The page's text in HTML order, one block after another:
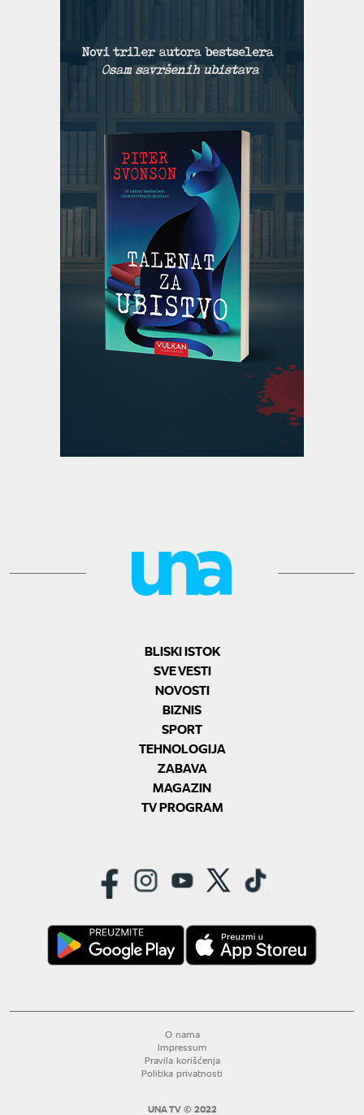
BLISKI ISTOK
SVE VESTI
NOVOSTI
BIZNIS
SPORT
TEHNOLOGIJA
ZABAVA
MAGAZIN
TV PROGRAM
O nama
Impressum
Pravila korišćenja
Politika privatnosti
UNA TV © 2022